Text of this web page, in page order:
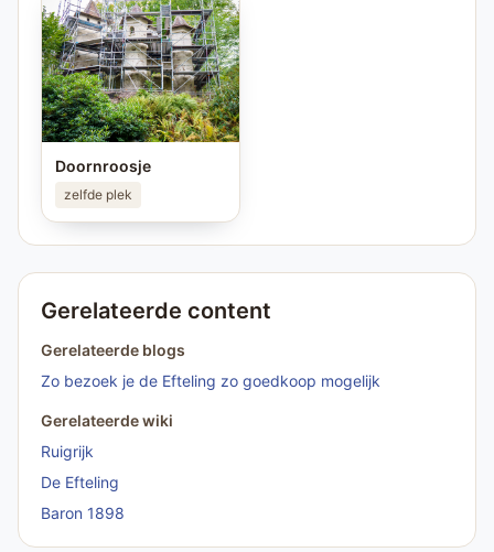
Doornroosje
zelfde plek
Gerelateerde content
Gerelateerde blogs
Zo bezoek je de Efteling zo goedkoop mogelijk
Gerelateerde wiki
Ruigrijk
De Efteling
Baron 1898